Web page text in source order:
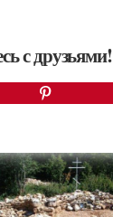
с друзьями!